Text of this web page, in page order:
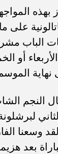
بهذه
الباب
أو
نهاية
النجم
وسعنا
بعد